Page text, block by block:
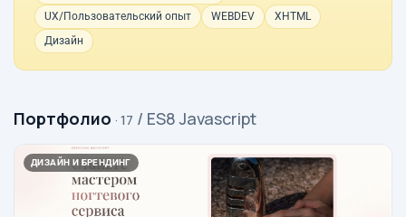
UX/Пользовательский опыт
WEBDEV
XHTML
Дизайн
Портфолио · 17 / ES8 Javascript
ДИЗАЙН И БРЕНДИНГ